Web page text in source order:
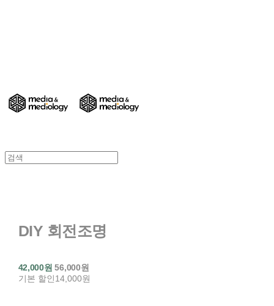
DIY 회전조명
42,000원56,000원
기본 할인14,000원